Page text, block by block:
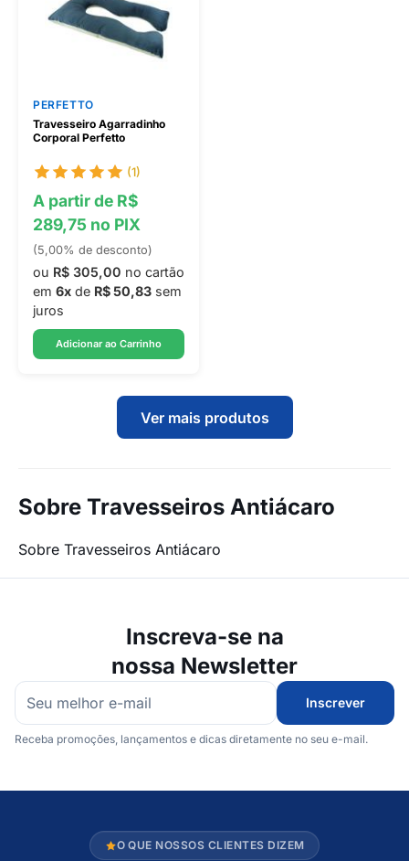
PERFETTO
Travesseiro Agarradinho
Corporal Perfetto
(1)
A partir de R$
289,75 no PIX
(5,00% de desconto)
ou R$ 305,00 no cartão
em 6x de R$ 50,83 sem
juros
Adicionar ao Carrinho
Ver mais produtos
Sobre Travesseiros Antiácaro
Sobre Travesseiros Antiácaro
Inscreva-se na
nossa Newsletter
Inscrever
Receba promoções, lançamentos e dicas diretamente no seu e-mail.
O QUE NOSSOS CLIENTES DIZEM